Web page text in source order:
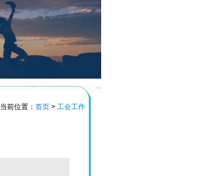
当前位置： 首页> 工会工作